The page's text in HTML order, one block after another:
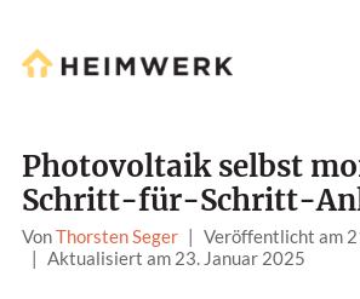
Photovoltaik selbst
Schritt-für-Schritt-
VonThorsten Seger | Veröffentlicht am
| Aktualisiert am 23. Januar 2025